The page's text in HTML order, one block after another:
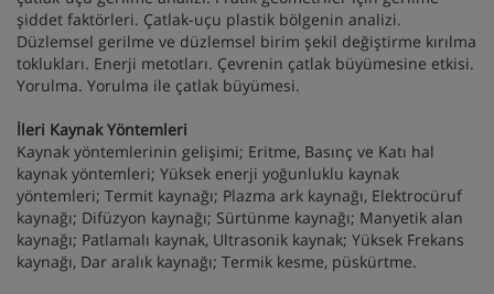
şiddet faktörleri. Çatlak-uçu plastik bölgenin analizi.
Düzlemsel gerilme ve düzlemsel birim şekil değiştirme kırılma
toklukları. Enerji metotları. Çevrenin çatlak büyümesine etkisi.
Yorulma. Yorulma ile çatlak büyümesi.
İleri Kaynak Yöntemleri
Kaynak yöntemlerinin gelişimi; Eritme, Basınç ve Katı hal
kaynak yöntemleri; Yüksek enerji yoğunluklu kaynak
yöntemleri; Termit kaynağı; Plazma ark kaynağı, Elektrocüruf
kaynağı; Difüzyon kaynağı; Sürtünme kaynağı; Manyetik alan
kaynağı; Patlamalı kaynak, Ultrasonik kaynak; Yüksek Frekans
kaynağı, Dar aralık kaynağı; Termik kesme, püskürtme.